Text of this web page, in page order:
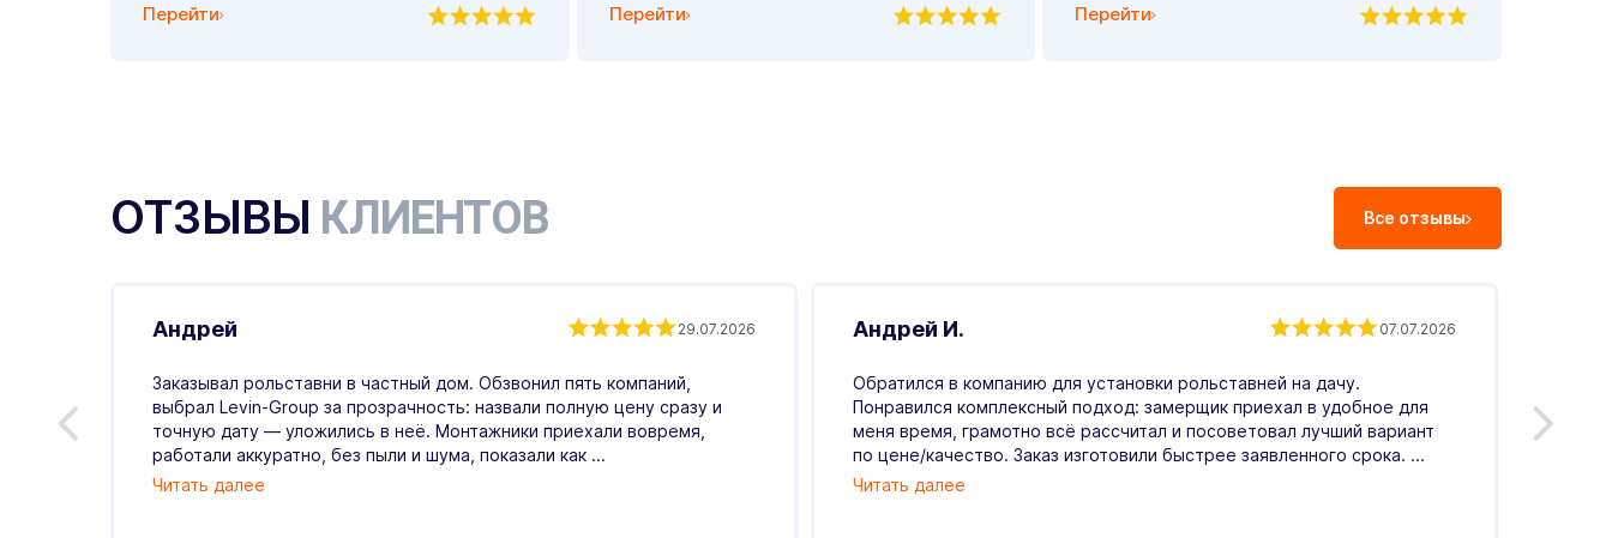
Перейти Перейти Перейти
ОТЗЫВЫ КЛИЕНТОВ Все отзывы
Андрей 29.07.2026
Заказывал рольставни в частный дом. Обзвонил пять компаний,
выбрал Levin-Group за прозрачность: назвали полную цену сразу и
точную дату — уложились в неё. Монтажники приехали вовремя,
работали аккуратно, без пыли и шума, показали как ...
Читать далее
Андрей И. 07.07.2026
Обратился в компанию для установки рольставней на дачу.
Понравился комплексный подход: замерщик приехал в удобное для
меня время, грамотно всё рассчитал и посоветовал лучший вариант
по цене/качество. Заказ изготовили быстрее заявленного срока. ...
Читать далее